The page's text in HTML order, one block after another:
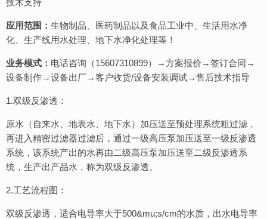
技术支持
应用范围： 生物制品、医药制品以及食品工业中、生活用水净
化、生产线用水处理、地下水净化处理等！
业务模式： 电话咨询（15607310899）→方案报价→签订合同→
设备制作→设备出厂→客户收货/设备安装调试→售后技术指导
1.双级反渗透：
原水（自来水、地表水、地下水）加压送至预处理系统粗过滤，
再进入精密过滤器过滤后，通过一级高压泵加压送至一级反渗透
系统，该系统产出的水再由二级高压泵加压送至二级反渗透系
统，生产出产品水，称为双级反渗透。
2.工艺流程图：
双级反渗透，适合电导率大于500&mu;s/cm的水质，出水电导率